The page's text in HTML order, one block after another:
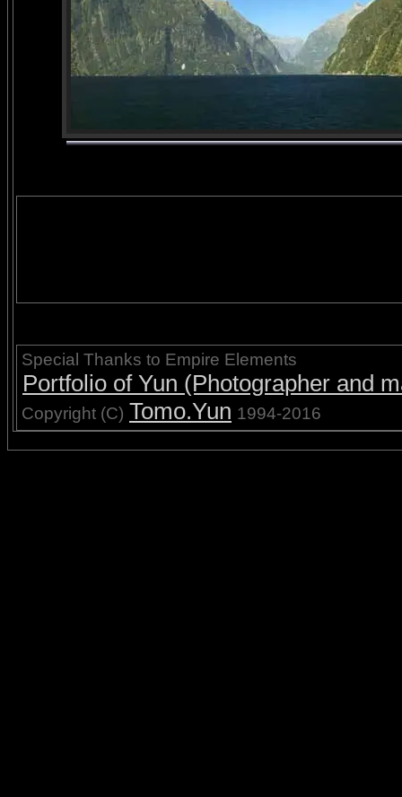
Special Thanks to Empire Elements
Portfolio of Yun (Photographer and
Copyright (C) Tomo.Yun 1994-2016